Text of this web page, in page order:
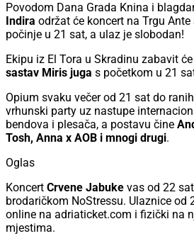
Povodom Dana Grada Knina i
Indira održat će koncert na Trgu
počinje u 21 sat, a ulaz je slobodan!
Ekipu iz El Tora u Skradinu zabavit
sastav Miris juga s početkom u 21
Opium svaku večer od 21 sat do
vrhunski party uz nastupe
bendova i plesača, a postavu čine
Tosh, Anna x AOB i mnogi drugi.
Oglas
Koncert Crvene Jabuke vas od 22
brodaričkom NoStressu. Ulaznice od
online na adriaticket.com i fizički na
mjestima.